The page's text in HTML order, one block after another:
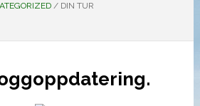
/DIN TUR